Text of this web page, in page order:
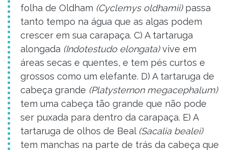
folha de Oldham (Cyclemys oldhamii)passa
tanto tempo na água que as algas podem
crescer em sua carapaça. C) A tartaruga
alongada (Indotestudo elongata)vive em
áreas secas e quentes, e tem pés curtos e
grossos como um elefante. D) A tartaruga de
cabeça grande (Platysternon megacephalum)
tem uma cabeça tão grande que não pode
ser puxada para dentro da carapaça. E) A
tartaruga de olhos de Beal (Sacalia bealei)
tem manchas na parte de trás da cabeça que